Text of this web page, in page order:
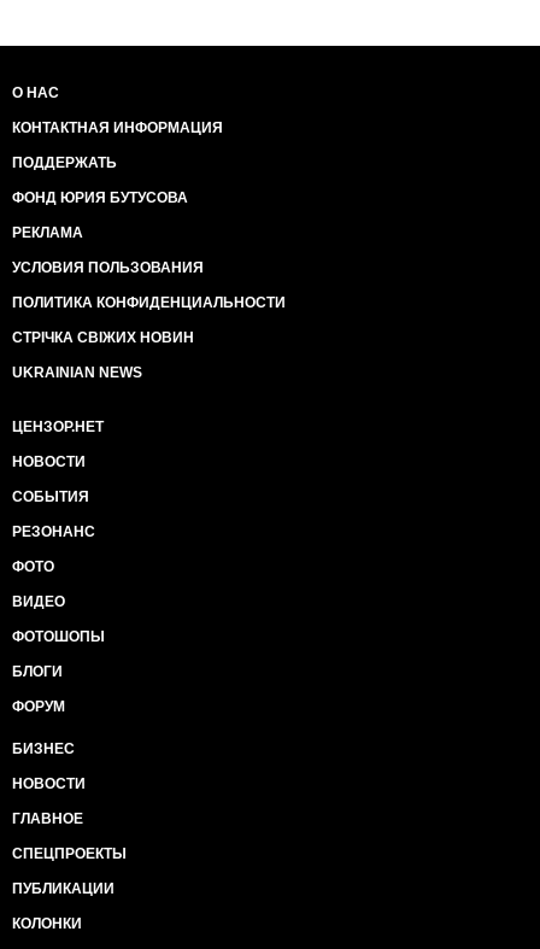
О НАС
КОНТАКТНАЯ ИНФОРМАЦИЯ
ПОДДЕРЖАТЬ
ФОНД ЮРИЯ БУТУСОВА
РЕКЛАМА
УСЛОВИЯ ПОЛЬЗОВАНИЯ
ПОЛИТИКА КОНФИДЕНЦИАЛЬНОСТИ
СТРІЧКА СВІЖИХ НОВИН
UKRAINIAN NEWS
ЦЕНЗОР.НЕТ
НОВОСТИ
СОБЫТИЯ
РЕЗОНАНС
ФОТО
ВИДЕО
ФОТОШОПЫ
БЛОГИ
ФОРУМ
БИЗНЕС
НОВОСТИ
ГЛАВНОЕ
СПЕЦПРОЕКТЫ
ПУБЛИКАЦИИ
КОЛОНКИ